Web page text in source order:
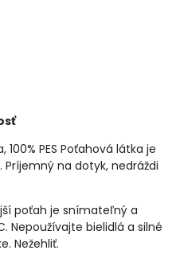
PES Poťahová látka je
na dotyk, nedráždi
poťah je snímateľný a
Nepoužívajte bielidlá a silné
Nežehliť.